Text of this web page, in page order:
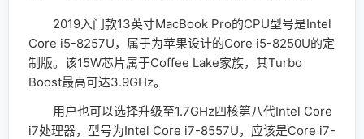
2019入门款13英寸MacBook Pro的CPU型号是Intel
Core i5-8257U，属于为苹果设计的Core i5-8250U的定
制版。该15W芯片属于Coffee Lake家族，其Turbo
Boost最高可达3.9GHz。
用户也可以选择升级至1.7GHz四核第八代Intel Core
i7处理器，型号为Intel Core i7-8557U，应该是Core i7-